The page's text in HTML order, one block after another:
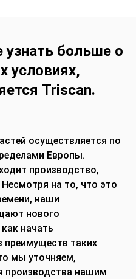
больше о
условиях,
Triscan.
осуществляется по
Европы.
производство,
на то, что это
наши
нового
начать
преимуществ таких
мы уточняем,
производства нашим